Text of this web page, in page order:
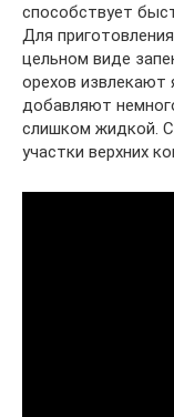
способствует
Для
цельном виде
орехов извлекают
добавляют
слишком жидкой.
участки верхних